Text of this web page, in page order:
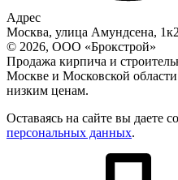
Адрес
Москва, улица Амундсена, 1к2
© 2026, ООО «Брокстрой»
Продажа кирпича и
Москве и Московской
низким ценам.
Оставаясь на сайте вы даете
персональных данных.